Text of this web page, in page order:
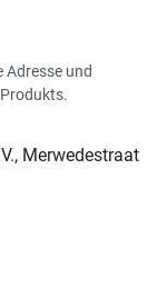
und
Merwedestraat